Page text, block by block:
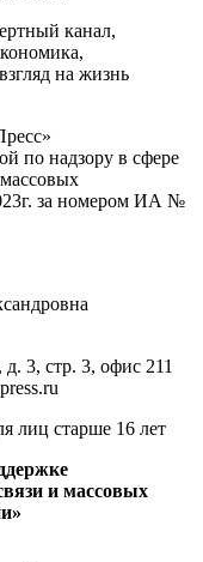
канал,
на жизнь
по надзору в сфере
за номером ИА №
3, стр. 3, офис 211
лиц старше 16 лет
и массовых